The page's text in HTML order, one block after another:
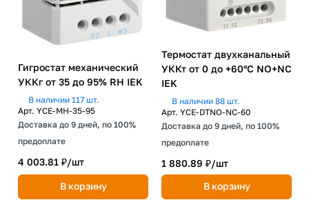
Гигростат механический
УККг от 35 до 95% RH IEK
В наличии 117 шт.
Арт. YCE-MH-35-95
Доставка до 9 дней, по 100%
предоплате
4 003.81 ₽/шт
В корзину
Термостат двухканальный
УККт от 0 до +60°C NO+NC
IEK
В наличии 88 шт.
Арт. YCE-DTNO-NC-60
Доставка до 9 дней, по 100%
предоплате
1 880.89 ₽/шт
В корзину